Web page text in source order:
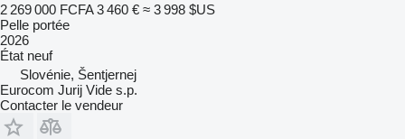
2 269 000 FCFA 3 460 € ≈ 3 998 $US
Pelle portée
2026
État neuf
Slovénie, Šentjernej
Eurocom Jurij Vide s.p.
Contacter le vendeur